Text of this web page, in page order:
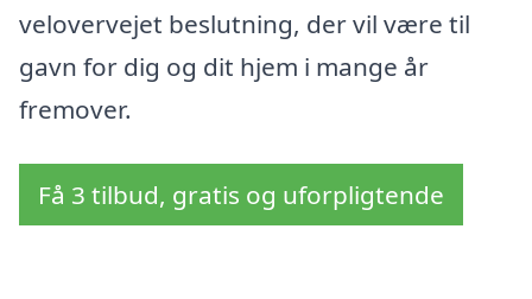
velovervejet beslutning, der vil være til
gavn for dig og dit hjem i mange år
fremover.
Få 3 tilbud, gratis og uforpligtende